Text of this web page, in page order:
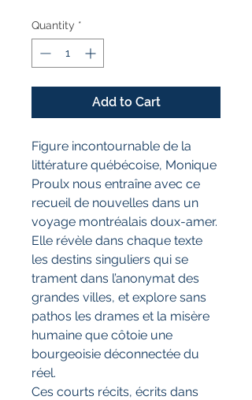
Quantity *
Add to Cart
Figure incontournable de la
littérature québécoise, Monique
Proulx nous entraîne avec ce
recueil de nouvelles dans un
voyage montréalais doux-amer.
Elle révèle dans chaque texte
les destins singuliers qui se
trament dans l’anonymat des
grandes villes, et explore sans
pathos les drames et la misère
humaine que côtoie une
bourgeoisie déconnectée du
réel.
Ces courts récits, écrits dans